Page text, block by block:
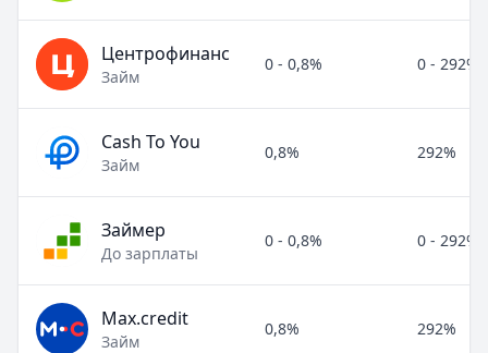
Центрофинанс
Займ
0 - 0,8% 0 - 292%
Cash To You
Займ
0,8% 292%
Займер
До зарплаты
0 - 0,8% 0 - 292%
Max.credit
Займ
0,8% 292%